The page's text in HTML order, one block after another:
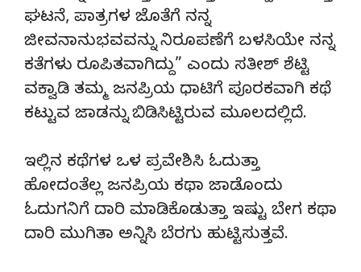
ಘಟನೆ, ಪಾತ್ರಗಳ ಜೊತೆಗೆ ನನ್ನ
ಜೀವನಾನುಭವವನ್ನು ನಿರೂಪಣೆಗೆ ಬಳಸಿಯೇ ನನ್ನ
ಕತೆಗಳು ರೂಪಿತವಾಗಿದ್ದು” ಎಂದು ಸತೀಶ್ ಶೆಟ್ಟಿ
ವಕ್ವಾಡಿ ತಮ್ಮ ಜನಪ್ರಿಯ ಧಾಟಿಗೆ ಪೂರಕವಾಗಿ ಕಥೆ
ಕಟ್ಟುವ ಜಾಡನ್ನು ಬಿಡಿಸಿಟ್ಟಿರುವ ಮೂಲದಲ್ಲಿದೆ.
ಇಲ್ಲಿನ ಕಥೆಗಳ ಒಳ ಪ್ರವೇಶಿಸಿ ಓದುತ್ತಾ
ಹೋದಂತೆಲ್ಲ ಜನಪ್ರಿಯ ಕಥಾ ಜಾಡೊಂದು
ಓದುಗನಿಗೆ ದಾರಿ ಮಾಡಿಕೊಡುತ್ತಾ ಇಷ್ಟು ಬೇಗ ಕಥಾ
ದಾರಿ ಮುಗಿತಾ ಅನ್ನಿಸಿ ಬೆರಗು ಹುಟ್ಟಿಸುತ್ತವೆ.